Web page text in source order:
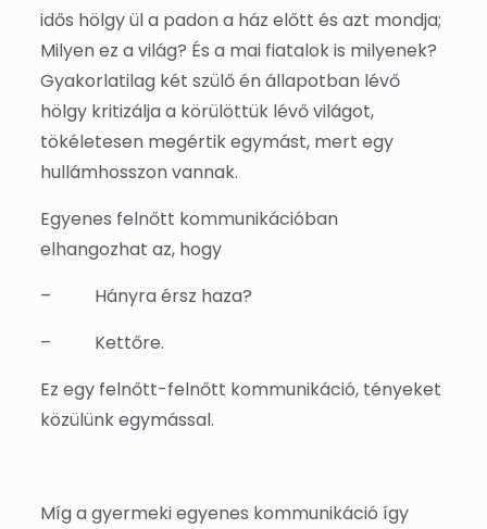
idős hölgy ül a padon a ház előtt és azt mondja;
Milyen ez a világ? És a mai fiatalok is milyenek?
Gyakorlatilag két szülő én állapotban lévő
hölgy kritizálja a körülöttük lévő világot,
tökéletesen megértik egymást, mert egy
hullámhosszon vannak.
Egyenes felnőtt kommunikációban
elhangozhat az, hogy
–
Hányra érsz haza?
–
Kettőre.
Ez egy felnőtt-felnőtt kommunikáció, tényeket
közülünk egymással.
Míg a gyermeki egyenes kommunikáció így